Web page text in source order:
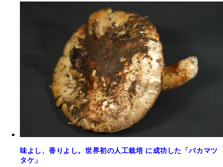
味よし、香りよし。世界初の人工栽培 に成功した「バカマツ
タケ」